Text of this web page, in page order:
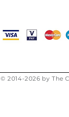
© 2014-2026 by The